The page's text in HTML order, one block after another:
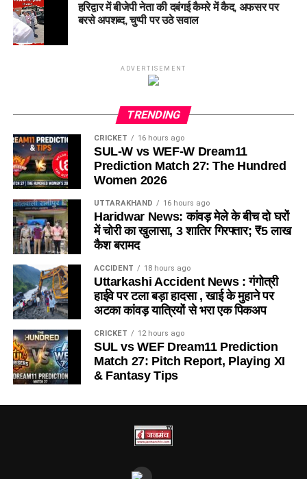
हरिद्वार में बीजेपी नेता की दबंगई कैमरे में कैद, अफसर पर
बरसे अपशब्द, चुप्पी पर उठे सवाल
ADVERTISEMENT
TRENDING
CRICKET 16 hours ago
SUL-W vs WEF-W Dream11
Prediction Match 27: The Hundred
Women 2026
UTTARAKHAND 16 hours ago
Haridwar News: कांवड़ मेले के बीच दो घरों
में चोरी का खुलासा, 3 शातिर गिरफ्तार; ₹5 लाख
कैश बरामद
ACCIDENT 18 hours ago
Uttarkashi Accident News : गंगोत्री
हाईवे पर टला बड़ा हादसा , खाई के मुहाने पर
अटका कांवड़ यात्रियों से भरा एक पिकअप
CRICKET 12 hours ago
SUL vs WEF Dream11 Prediction
Match 27: Pitch Report, Playing XI
& Fantasy Tips